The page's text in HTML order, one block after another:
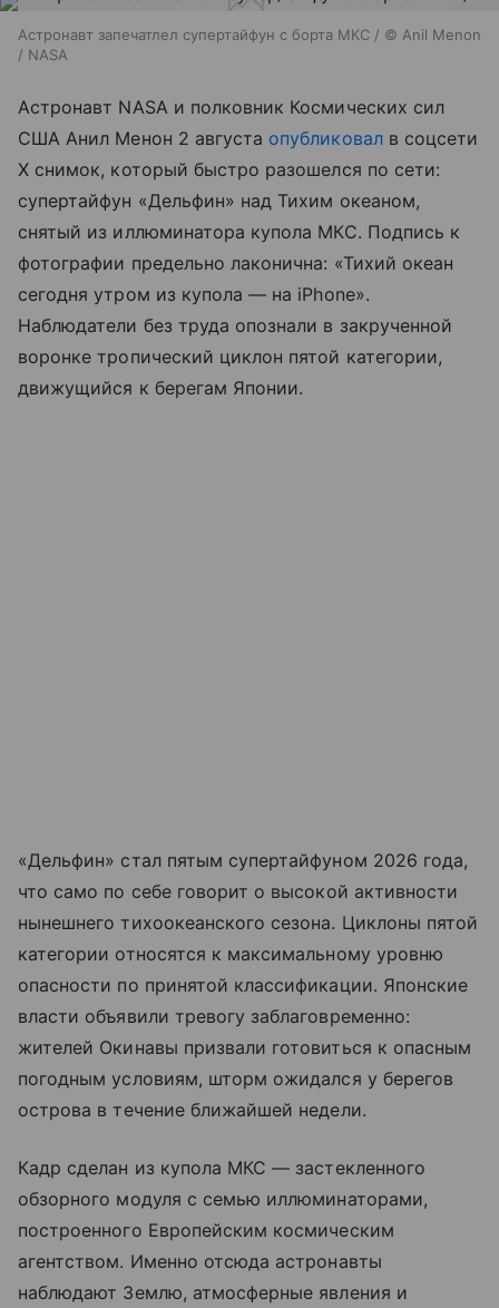
Астронавт запечатлел супертайфун с борта МКС / © Anil Menon
/ NASA
Астронавт NASA и полковник Космических сил
США Анил Менон 2 августа опубликовалв соцсети
X снимок, который быстро разошелся по сети:
супертайфун «Дельфин» над Тихим океаном,
снятый из иллюминатора купола МКС. Подпись к
фотографии предельно лаконична: «Тихий океан
сегодня утром из купола — на iPhone».
Наблюдатели без труда опознали в закрученной
воронке тропический циклон пятой категории,
движущийся к берегам Японии.
«Дельфин» стал пятым супертайфуном 2026 года,
что само по себе говорит о высокой активности
нынешнего тихоокеанского сезона. Циклоны пятой
категории относятся к максимальному уровню
опасности по принятой классификации. Японские
власти объявили тревогу заблаговременно:
жителей Окинавы призвали готовиться к опасным
погодным условиям, шторм ожидался у берегов
острова в течение ближайшей недели.
Кадр сделан из купола МКС — застекленного
обзорного модуля с семью иллюминаторами,
построенного Европейским космическим
агентством. Именно отсюда астронавты
наблюдают Землю, атмосферные явления и